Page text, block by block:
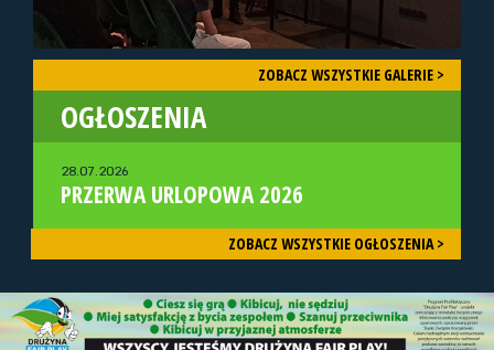
ZOBACZ WSZYSTKIE GALERIE >
OGŁOSZENIA
28.07.2026
PRZERWA URLOPOWA 2026
ZOBACZ WSZYSTKIE OGŁOSZENIA >